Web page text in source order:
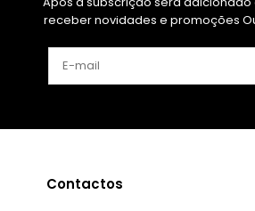
receber novidades e promoções
Contactos